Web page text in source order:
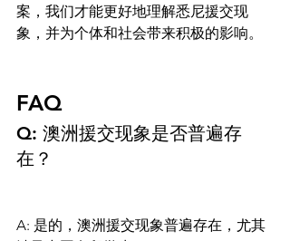
案，我们才能更好地理解悉尼援交现
象，并为个体和社会带来积极的影响。
FAQ
Q: 澳洲援交现象是否普遍存
在？
A: 是的，澳洲援交现象普遍存在，尤其